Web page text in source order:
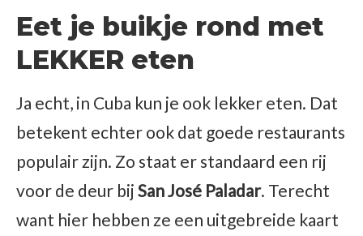
Eet je buikje rond met
LEKKER eten
Ja echt, in Cuba kun je ook lekker eten. Dat
betekent echter ook dat goede restaurants
populair zijn. Zo staat er standaard een rij
voor de deur bij San José Paladar. Terecht
want hier hebben ze een uitgebreide kaart